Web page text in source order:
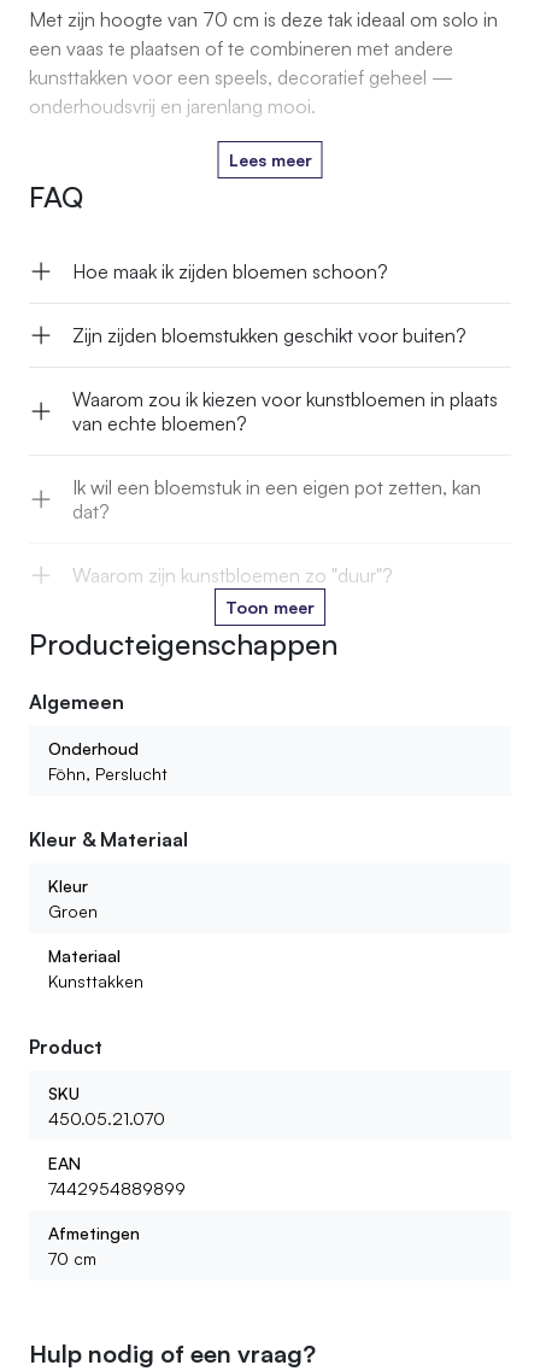
Met zijn hoogte van 70 cm is deze tak ideaal om solo in
een vaas te plaatsen of te combineren met andere
kunsttakken voor een speels, decoratief geheel —
onderhoudsvrij en jarenlang mooi.
Lees meer
FAQ
Hoe maak ik zijden bloemen schoon?
Zijn zijden bloemstukken geschikt voor buiten?
Waarom zou ik kiezen voor kunstbloemen in plaats
van echte bloemen?
Ik wil een bloemstuk in een eigen pot zetten, kan
dat?
Waarom zijn kunstbloemen zo "duur"?
Kan je kunstbloemen in het water zetten?
Hoe lang gaan jullie kunstbloemen mee?
Kan ik ook kant en klare boeketten of bloemstukken
bestellen?
Wat voor kunstbloemen kan ik bij jullie vinden?
Toon meer
Producteigenschappen
Algemeen
Onderhoud
Föhn, Perslucht
Kleur & Materiaal
Kleur
Groen
Materiaal
Kunsttakken
Product
SKU
450.05.21.070
EAN
7442954889899
Afmetingen
70 cm
Hulp nodig of een vraag?